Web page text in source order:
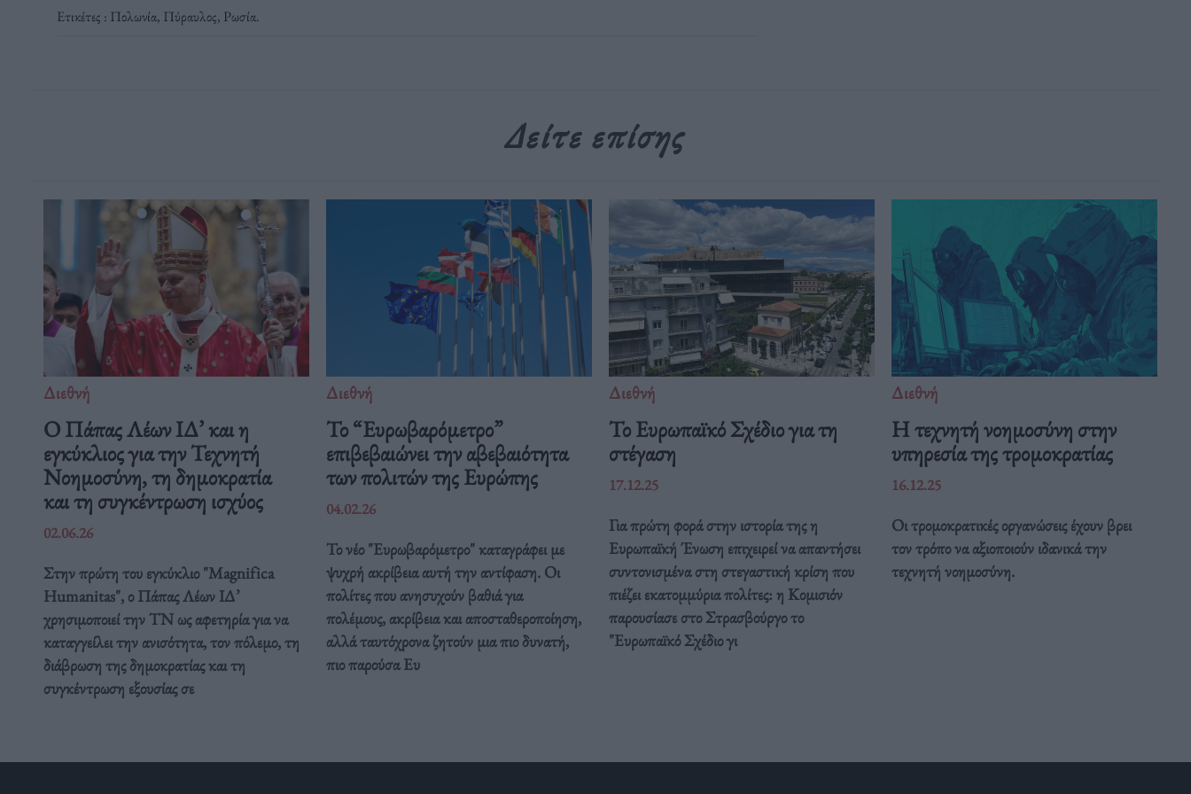
Ετικέτες : Πολωνία, Πύραυλος, Ρωσία.
Δείτε επίσης
Διεθνή
Ο Πάπας Λέων ΙΔ’ και η
εγκύκλιος για την Τεχνητή
Νοημοσύνη, τη δημοκρατία
και τη συγκέντρωση ισχύος
02.06.26
Στην πρώτη του εγκύκλιο "Magnifica
Humanitas", ο Πάπας Λέων ΙΔ’
χρησιμοποιεί την ΤΝ ως αφετηρία για να
καταγγείλει την ανισότητα, τον πόλεμο, τη
διάβρωση της δημοκρατίας και τη
συγκέντρωση εξουσίας σε
Διεθνή
Το “Ευρωβαρόμετρο”
επιβεβαιώνει την αβεβαιότητα
των πολιτών της Ευρώπης
04.02.26
Το νέο "Ευρωβαρόμετρο" καταγράφει με
ψυχρή ακρίβεια αυτή την αντίφαση. Oι
πολίτες που ανησυχούν βαθιά για
πολέμους, ακρίβεια και αποσταθεροποίηση,
αλλά ταυτόχρονα ζητούν μια πιο δυνατή,
πιο παρούσα Ευ
Διεθνή
Το Ευρωπαϊκό Σχέδιο για τη
στέγαση
17.12.25
Για πρώτη φορά στην ιστορία της η
Ευρωπαϊκή Ένωση επιχειρεί να απαντήσει
συντονισμένα στη στεγαστική κρίση που
πιέζει εκατομμύρια πολίτες: η Κομισιόν
παρουσίασε στο Στρασβούργο το
"Ευρωπαϊκό Σχέδιο γι
Διεθνή
Η τεχνητή νοημοσύνη στην
υπηρεσία της τρομοκρατίας
16.12.25
Οι τρομοκρατικές οργανώσεις έχουν βρει
τον τρόπο να αξιοποιούν ιδανικά την
τεχνητή νοημοσύνη.